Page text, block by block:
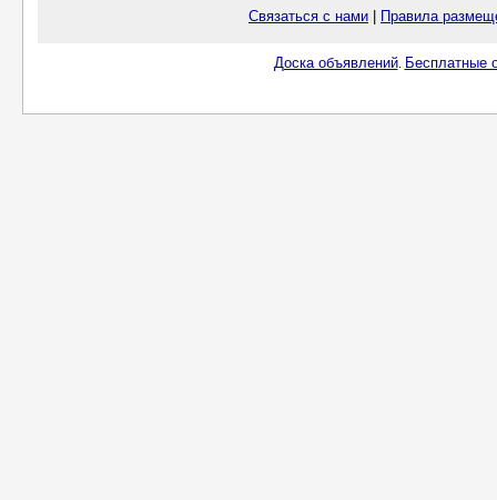
Связаться с нами Правила
Доска объявлений. Бесплатные